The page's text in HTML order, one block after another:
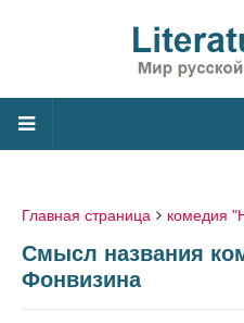
Главная страница комедия
Смысл названия
Фонвизина